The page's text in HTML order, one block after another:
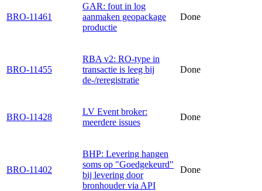
BRO-11461
GAR: fout in log
aanmaken geopackage
productie
Done
BRO-11455
RBA v2: RO-type in
transactie is leeg bij
de-/reregistratie
Done
BRO-11428
LV Event broker:
meerdere issues
Done
BRO-11402
BHP: Levering hangen
soms op "Goedgekeurd"
bij levering door
bronhouder via API
Done